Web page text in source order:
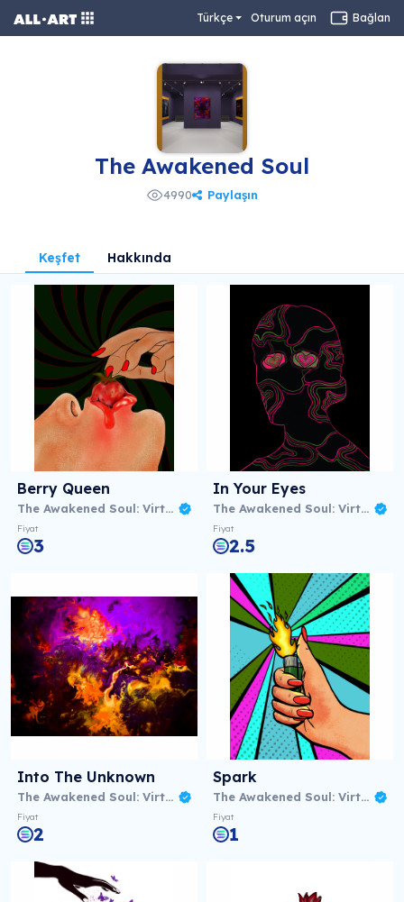
Türkçe Oturum açın Bağlan
The Awakened Soul
4990 Paylaşın
Keşfet Hakkında
Berry Queen
The Awakened Soul: Virtual NFT Exhibition
Fiyat
3
In Your Eyes
The Awakened Soul: Virtual NFT Exhibition
Fiyat
2.5
Into The Unknown
The Awakened Soul: Virtual NFT Exhibition
Fiyat
2
Spark
The Awakened Soul: Virtual NFT Exhibition
Fiyat
1